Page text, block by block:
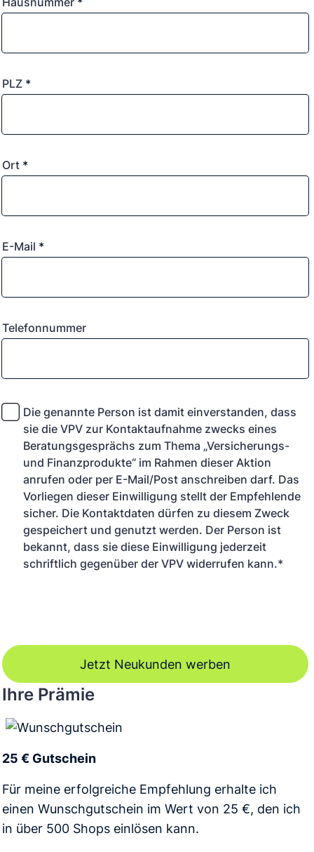
PLZ *
Ort *
E-Mail *
Telefonnummer
Die genannte Person ist damit einverstanden, dass
sie die VPV zur Kontaktaufnahme zwecks eines
Beratungsgesprächs zum Thema „Versicherungs-
und Finanzprodukte“ im Rahmen dieser Aktion
anrufen oder per E-Mail/Post anschreiben darf. Das
Vorliegen dieser Einwilligung stellt der Empfehlende
sicher. Die Kontaktdaten dürfen zu diesem Zweck
gespeichert und genutzt werden. Der Person ist
bekannt, dass sie diese Einwilligung jederzeit
schriftlich gegenüber der VPV widerrufen kann.*
Jetzt Neukunden werben
Ihre Prämie
25 € Gutschein
Für meine erfolgreiche Empfehlung erhalte ich
einen Wunschgutschein im Wert von 25 €, den ich
in über 500 Shops einlösen kann.